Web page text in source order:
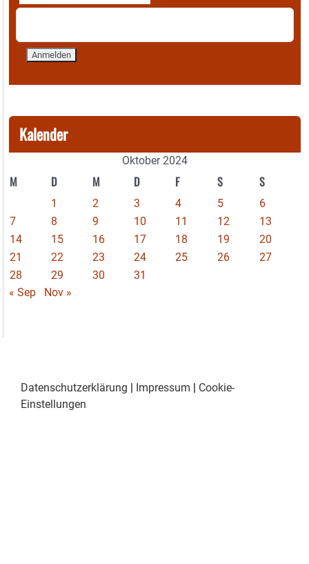
Kalender
Oktober 2024
M D M D F S S
1 2 3 4 5
6
7
8 9 10 11 12
13
14
15 16 17 18 19
20
21
22 23 24 25 26
27
28
29 30
31
« Sep
Nov »
Datenschutzerklärung Impressum
Cookie-
Einstellungen